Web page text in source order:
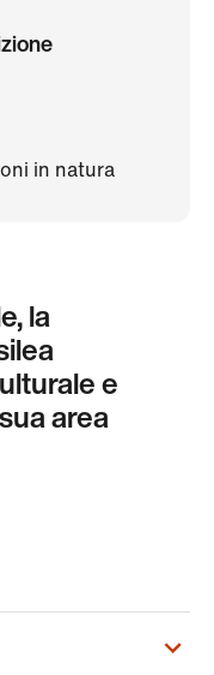
in natura
la
e
area